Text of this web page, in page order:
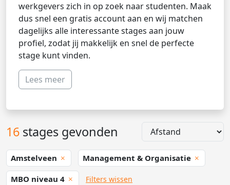
werkgevers zich in op zoek naar studenten. Maak
dus snel een gratis account aan en wij matchen
dagelijks alle interessante stages aan jouw
profiel, zodat jij makkelijk en snel de perfecte
stage kunt vinden.
Lees meer
16 stages gevonden
Amstelveen Management & Organisatie
MBO niveau 4 Filters wissen